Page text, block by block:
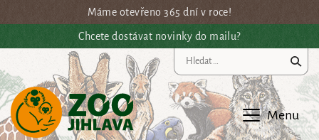
Přejít na hlavní obsahMáme otevřeno 365 dní v roce!
Chcete dostávat novinky do mailu?
Menu